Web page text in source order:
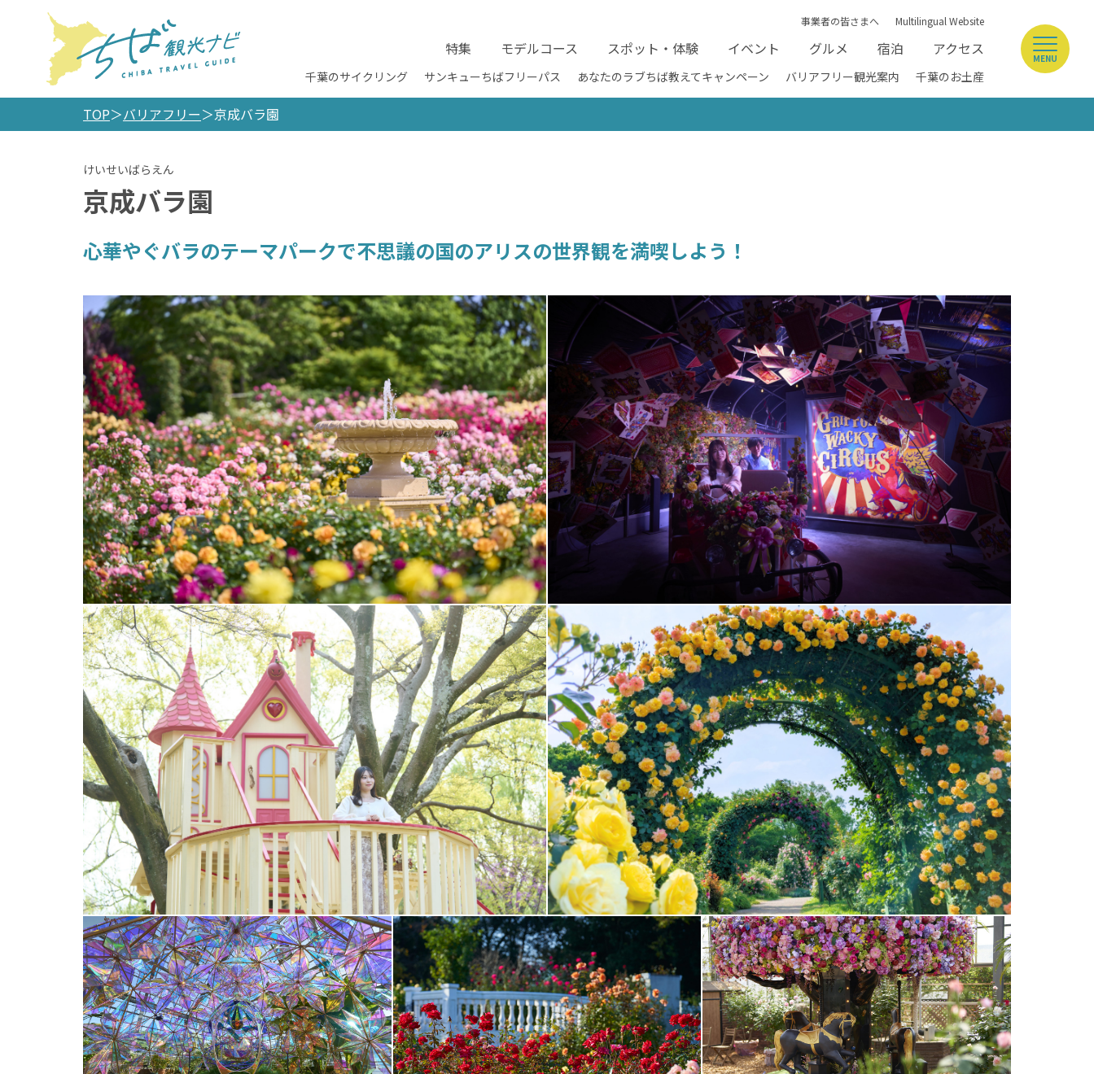
事業者の皆さまへ Multilingual Website
特集 モデルコース スポット・体験 イベント グルメ 宿泊 アクセス
千葉のサイクリング サンキューちばフリーパス あなたのラブちば教えてキャンペーン バリアフリー観光案内 千葉のお土産
MENU
TOP バリアフリー 京成バラ園
京成バラ園
心華やぐバラのテーマパークで不思議の国のアリスの世界観を満喫しよう！